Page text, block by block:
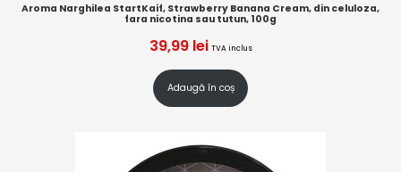
Aroma Narghilea StartKaif, Strawberry Banana Cream, din celuloza,
fara nicotina sau tutun, 100g
39,99 lei TVA inclus
Adaugă în coș